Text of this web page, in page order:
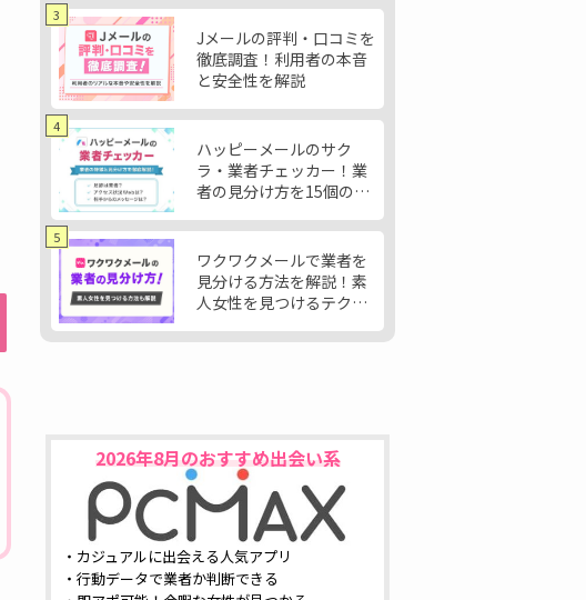
Jメールの評判・口コミを
徹底調査！利用者の本音
と安全性を解説
3
ハッピーメールのサク
ラ・業者チェッカー！業
者の見分け方を15個の特
4
ワクワクメールで業者を
見分ける方法を解説！素
人女性を見つけるテクニ
5
2026年8月のおすすめ出会い系
・カジュアルに出会える人気アプリ
・行動データで業者か判断できる